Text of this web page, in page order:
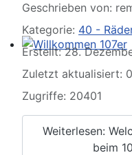
Geschrieben von:
Kategorie: 40 -
Erstellt: 28.
Zuletzt aktualisiert:
Zugriffe: 20401
Weiterlesen:
beim